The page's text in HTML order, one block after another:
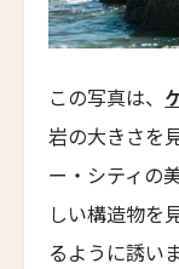
GDASバリ・
Gdas Bali Health
デザ・ヘイ
アートパラデ
ホテル28明洞
この写真は、
岩の大きさを
ー・シティの
しい構造物を
るように誘い